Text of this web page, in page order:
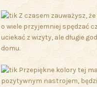
Z czasem zauważysz,
o wiele przyjemniej spędzać
uciekać z wizyty, ale długie
domu.
Przepiękne kolory tej
pozytywnym nastrojem,